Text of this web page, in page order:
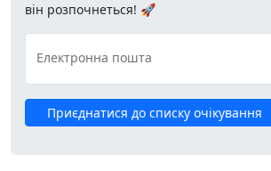
він розпочнеться! 🚀
Електронна пошта
Приєднатися до списку очікування